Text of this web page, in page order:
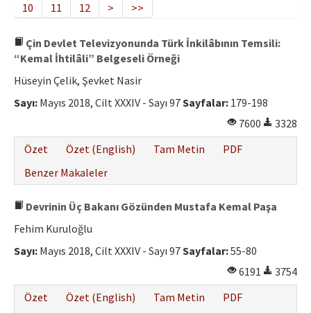
Dergi Kurulları
Yayın İlkeleri
Yazar Rehberi
İletişim
10
11 12 > >>
Çin Devlet Televizyonunda Türk İnkilâbının Temsili:
“Kemal İhtilâli” Belgeseli Örneği
Hüseyin Çelik, Şevket Nasir
Sayı: Mayıs 2018, Cilt XXXIV - Sayı 97Sayfalar: 179-198
7600
3328
Özet
Özet (English) Tam Metin
PDF
Benzer Makaleler
Devrinin Üç Bakanı Gözünden Mustafa Kemal Paşa
Fehim Kuruloğlu
Sayı: Mayıs 2018, Cilt XXXIV - Sayı 97Sayfalar:55-80
6191
3754
Özet
Özet (English) Tam Metin
PDF